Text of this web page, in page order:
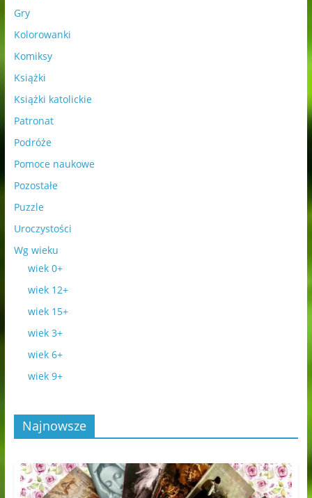
Gry
Kolorowanki
Komiksy
Książki
Książki katolickie
Patronat
Podróże
Pomoce naukowe
Pozostałe
Puzzle
Uroczystości
Wg wieku
wiek 0+
wiek 12+
wiek 15+
wiek 3+
wiek 6+
wiek 9+
Najnowsze